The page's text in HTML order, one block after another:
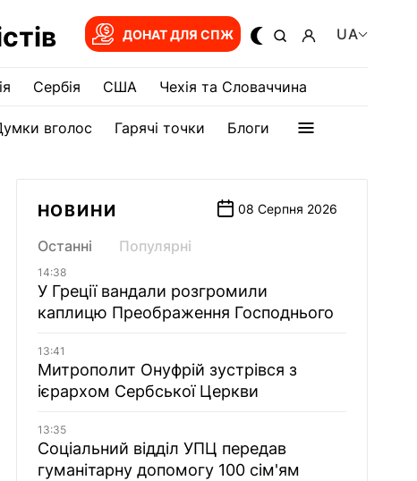
ДОНАТ ДЛЯ СПЖ UA
Сербія США Чехія та Словаччина
вголос Гарячі точки Блоги
НОВИНИ 08 Серпня 2026
Останні Популярні
14:38
У Греції вандали розгромили
каплицю Преображення Господнього
13:41
Митрополит Онуфрій зустрівся з
ієрархом Сербської Церкви
13:35
Соціальний відділ УПЦ передав
гуманітарну допомогу 100 сім'ям